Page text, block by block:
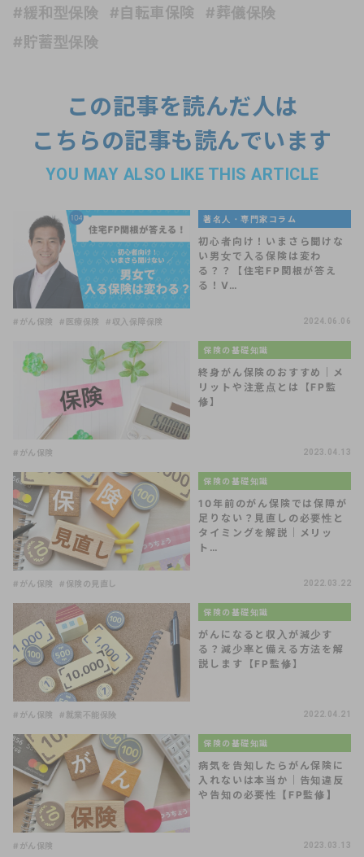
#緩和型保険
#自転車保険
#葬儀保険
#貯蓄型保険
この記事を読んだ人は
こちらの記事も読んでいます
YOU MAY ALSO LIKE THIS ARTICLE
著名人・専門家コラム
初心者向け！いまさら聞けな
い男女で入る保険は変わ
る？？【住宅FP関根が答え
る！V…
#がん保険 #医療保険 #収入保障保険 2024.06.06
保険の基礎知識
終身がん保険のおすすめ｜メ
リットや注意点とは【FP監
修】
#がん保険 2023.04.13
保険の基礎知識
10年前のがん保険では保障が
足りない？見直しの必要性と
タイミングを解説｜メリッ
ト…
#がん保険 #保険の見直し 2022.03.22
保険の基礎知識
がんになると収入が減少す
る？減少率と備える方法を解
説します【FP監修】
#がん保険 #就業不能保険 2022.04.21
保険の基礎知識
病気を告知したらがん保険に
入れないは本当か｜告知違反
や告知の必要性【FP監修】
#がん保険 2023.03.13